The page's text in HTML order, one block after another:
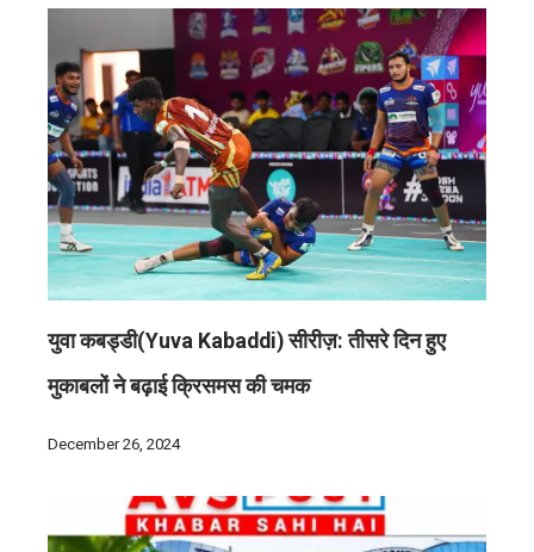
युवा कबड्डी(Yuva Kabaddi) सीरीज़: तीसरे दिन हुए
मुकाबलों ने बढ़ाई क्रिसमस की चमक
December 26, 2024